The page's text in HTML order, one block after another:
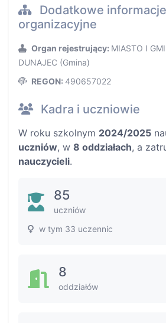
Dodatkowe informacje
organizacyjne
Organ rejestrujący: MIASTO I
DUNAJEC (Gmina)
REGON: 490657022
Kadra i uczniowie
W roku szkolnym 2024/2025
uczniów, w 8 oddziałach, a
nauczycieli.
85
uczniów
w tym 33 uczennic
8
oddziałów